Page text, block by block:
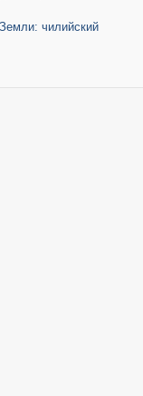
чилийский